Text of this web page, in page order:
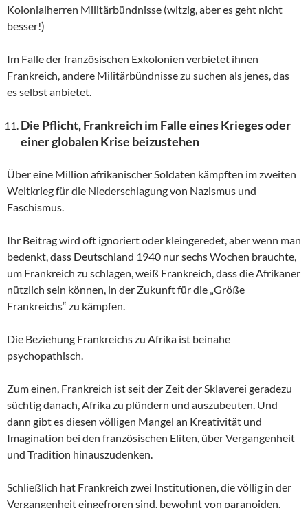
Kolonialherren Militärbündnisse (witzig, aber es geht nicht
besser!)
Im Falle der französischen Exkolonien verbietet ihnen
Frankreich, andere Militärbündnisse zu suchen als jenes, das
es selbst anbietet.
Die Pflicht, Frankreich im Falle eines Krieges oder
einer globalen Krise beizustehen
Über eine Million afrikanischer Soldaten kämpften im zweiten
Weltkrieg für die Niederschlagung von Nazismus und
Faschismus.
Ihr Beitrag wird oft ignoriert oder kleingeredet, aber wenn man
bedenkt, dass Deutschland 1940 nur sechs Wochen brauchte,
um Frankreich zu schlagen, weiß Frankreich, dass die Afrikaner
nützlich sein können, in der Zukunft für die „Größe
Frankreichs“ zu kämpfen.
Die Beziehung Frankreichs zu Afrika ist beinahe
psychopathisch.
Zum einen, Frankreich ist seit der Zeit der Sklaverei geradezu
süchtig danach, Afrika zu plündern und auszubeuten. Und
dann gibt es diesen völligen Mangel an Kreativität und
Imagination bei den französischen Eliten, über Vergangenheit
und Tradition hinauszudenken.
Schließlich hat Frankreich zwei Institutionen, die völlig in der
Vergangenheit eingefroren sind, bewohnt von paranoiden,